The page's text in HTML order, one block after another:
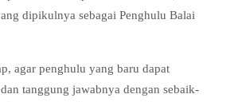
dipikulnya sebagai Penghulu Balai
agar penghulu yang baru dapat
tanggung jawabnya dengan sebaik-